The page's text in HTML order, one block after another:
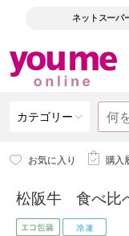
ネットスーパ
カテゴリー
お気に入り 購入
松阪牛 食べ比